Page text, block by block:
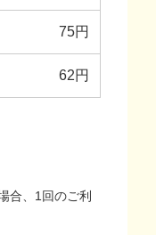
75円
62円
合、1回のご利